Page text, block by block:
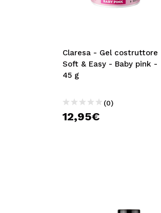
Claresa - Gel costruttore
Soft & Easy - Baby pink -
45 g
(0)
12,95€